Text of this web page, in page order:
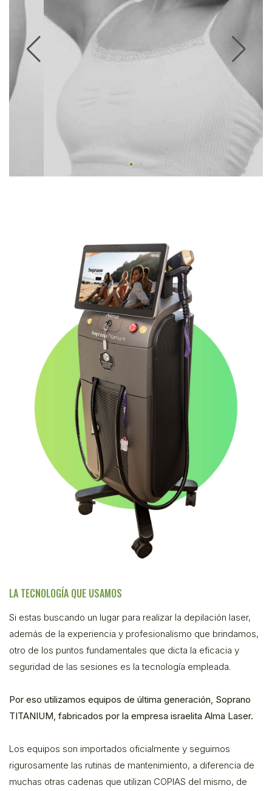
LA TECNOLOGÍA QUE USAMOS
Si estas buscando un lugar para realizar la depilación laser,
además de la experiencia y profesionalismo que brindamos,
otro de los puntos fundamentales que dicta la eficacia y
seguridad de las sesiones es la tecnología empleada.
Por eso utilizamos equipos de última generación, Soprano
TITANIUM, fabricados por la empresa israelita Alma Laser.
Los equipos son importados oficialmente y seguimos
rigurosamente las rutinas de mantenimiento, a diferencia de
muchas otras cadenas que utilizan COPIAS del mismo, de